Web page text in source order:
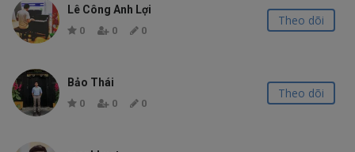
Lê Công Anh Lợi
0 0 0
Theo dõi
Bảo Thái
0 0 0
Theo dõi